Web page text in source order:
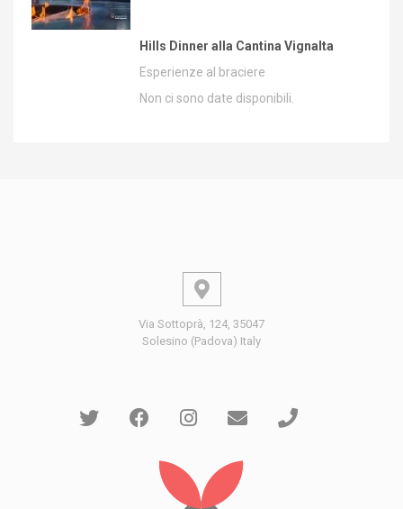
Hills Dinner alla Cantina Vignalta
Esperienze al braciere
Non ci sono date disponibili.
Via Sottoprà, 124, 35047
Solesino (Padova) Italy